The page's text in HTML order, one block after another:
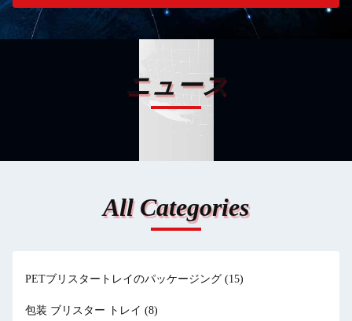
ニュース
All Categories
PETブリスタートレイのパッケージング (15)
包装 ブリスター トレイ (8)